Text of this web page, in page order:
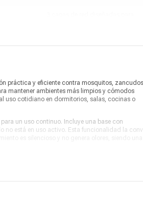
práctica y eficiente contra mosquitos,
mantener ambientes más limpios y cómodos
uso cotidiano en dormitorios, salas, cocinas o
un uso continuo. Incluye una base con
no está en uso activo. Esta funcionalidad la
acabado en color verde le da un estilo moderno y